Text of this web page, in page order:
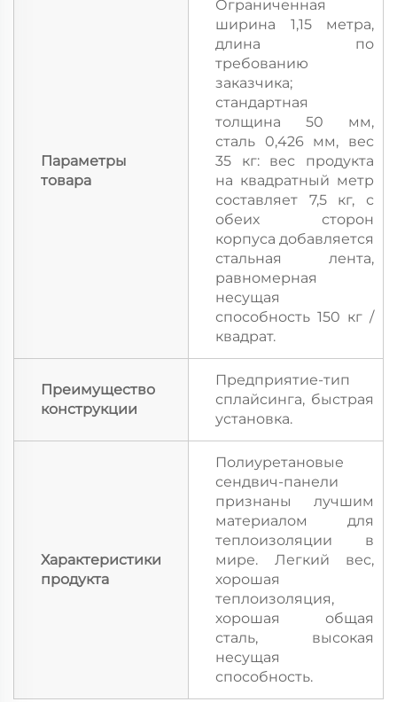
Параметры
товара
Ограниченная
ширина 1,15 метра,
длина по
требованию
заказчика;
стандартная
толщина 50 мм,
сталь 0,426 мм, вес
35 кг: вес продукта
на квадратный метр
составляет 7,5 кг, с
обеих сторон
корпуса добавляется
стальная лента,
равномерная
несущая
способность 150 кг /
квадрат.
Преимущество
конструкции
Предприятие-тип
сплайсинга, быстрая
установка.
Характеристики
продукта
Полиуретановые
сендвич-панели
признаны лучшим
материалом для
теплоизоляции в
мире. Легкий вес,
хорошая
теплоизоляция,
хорошая общая
сталь, высокая
несущая
способность.